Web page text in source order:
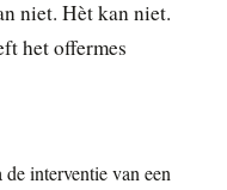
niet. Hèt kan niet.
het offermes
interventie van een